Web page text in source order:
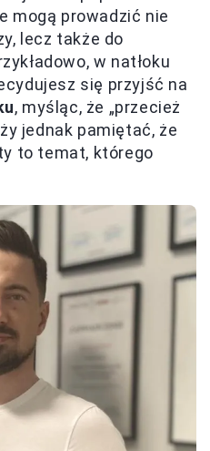
mogą prowadzić nie
lecz także do
w natłoku
się przyjść na
, myśląc, że „przecież
jednak pamiętać, że
to temat, którego